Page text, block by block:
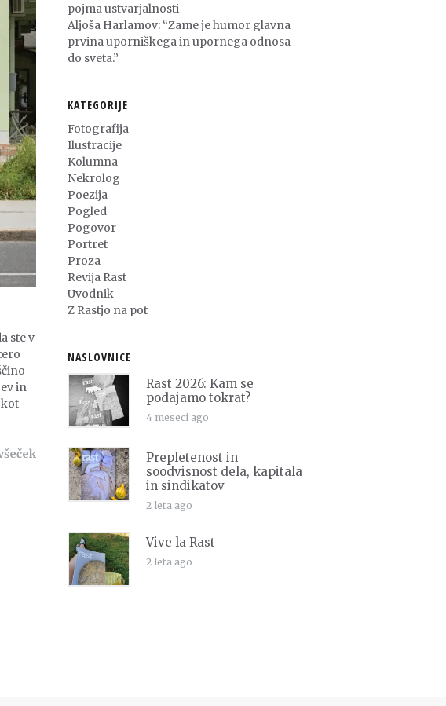
ste v
in
pojma ustvarjalnosti
Aljoša Harlamov: “Zame je humor glavna
prvina uporniškega in upornega odnosa
do sveta.”
KATEGORIJE
Fotografija
Ilustracije
Kolumna
Nekrolog
Poezija
Pogled
Pogovor
Portret
Proza
Revija Rast
Uvodnik
Z Rastjo na pot
NASLOVNICE
Rast 2026: Kam se
podajamo tokrat?
4 meseci ago
Prepletenost in
soodvisnost dela, kapitala
in sindikatov
2 leta ago
Vive la Rast
2 leta ago